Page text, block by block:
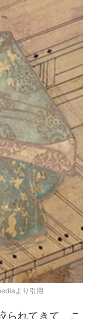
より引用
られてきて、こ